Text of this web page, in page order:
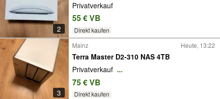
2
Privatverkauf
55 € VB
Direkt kaufen
3
Mainz Heute, 13:22
Terra Master D2-310 NAS 4TB
Privatverkauf ...
75 € VB
Direkt kaufen